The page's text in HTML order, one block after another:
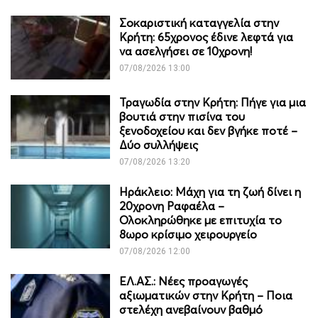
Σοκαριστική καταγγελία στην
Κρήτη: 65χρονος έδινε λεφτά για
να ασελγήσει σε 10χρονη!
07/08/2026 13:00
Τραγωδία στην Κρήτη: Πήγε για μια
βουτιά στην πισίνα του
ξενοδοχείου και δεν βγήκε ποτέ –
Δύο συλλήψεις
07/08/2026 13:20
Ηράκλειο: Μάχη για τη ζωή δίνει η
20χρονη Ραφαέλα –
Ολοκληρώθηκε με επιτυχία το
8ωρο κρίσιμο χειρουργείο
07/08/2026 12:00
ΕΛ.ΑΣ.: Νέες προαγωγές
αξιωματικών στην Κρήτη – Ποια
στελέχη ανεβαίνουν βαθμό